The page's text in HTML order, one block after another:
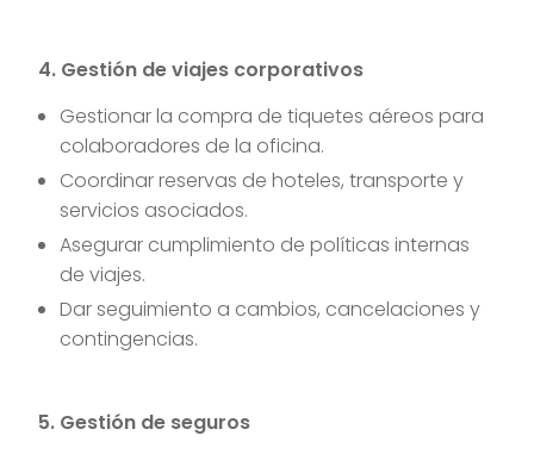
4. Gestión de viajes corporativos
Gestionar la compra de tiquetes aéreos para
colaboradores de la oficina.
Coordinar reservas de hoteles, transporte y
servicios asociados.
Asegurar cumplimiento de políticas internas
de viajes.
Dar seguimiento a cambios, cancelaciones y
contingencias.
5. Gestión de seguros